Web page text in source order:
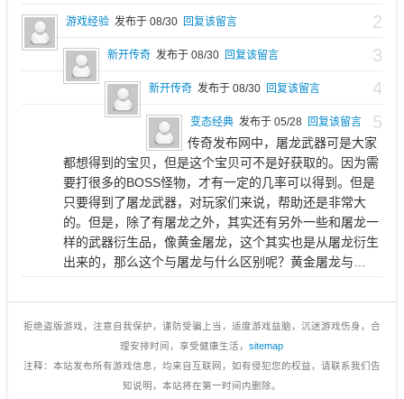
2
游戏经验 发布于 08/30 回复该留言
3
新开传奇 发布于 08/30 回复该留言
4
新开传奇 发布于 08/30 回复该留言
5
变态经典 发布于 05/28 回复该留言
传奇发布网中，屠龙武器可是大家
都想得到的宝贝，但是这个宝贝可不是好获取的。因为需
要打很多的BOSS怪物，才有一定的几率可以得到。但是
只要得到了屠龙武器，对玩家们来说，帮助还是非常大
的。但是，除了有屠龙之外，其实还有另外一些和屠龙一
样的武器衍生品，像黄金屠龙，这个其实也是从屠龙衍生
出来的，那么这个与屠龙与什么区别呢？黄金屠龙与…
拒绝盗版游戏，注意自我保护，谨防受骗上当，适度游戏益脑，沉迷游戏伤身，合
理安排时间，享受健康生活，sitemap
注释：本站发布所有游戏信息，均来自互联网，如有侵犯您的权益，请联系我们告
知说明，本站将在第一时间内删除。